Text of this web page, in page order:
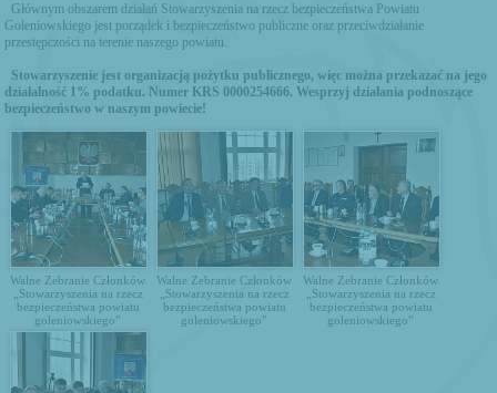
Głównym obszarem działań Stowarzyszenia na rzecz bezpieczeństwa Powiatu
Goleniowskiego jest porządek i bezpieczeństwo publiczne oraz przeciwdziałanie
przestępczości na terenie naszego powiatu.
Stowarzyszenie jest organizacją pożytku publicznego, więc można przekazać na jego
działalność 1% podatku. Numer KRS 0000254666. Wesprzyj działania podnoszące
bezpieczeństwo w naszym powiecie!
Walne Zebranie Członków
„Stowarzyszenia na rzecz
bezpieczeństwa powiatu
goleniowskiego”
Walne Zebranie Członków
„Stowarzyszenia na rzecz
bezpieczeństwa powiatu
goleniowskiego”
Walne Zebranie Członków
„Stowarzyszenia na rzecz
bezpieczeństwa powiatu
goleniowskiego”